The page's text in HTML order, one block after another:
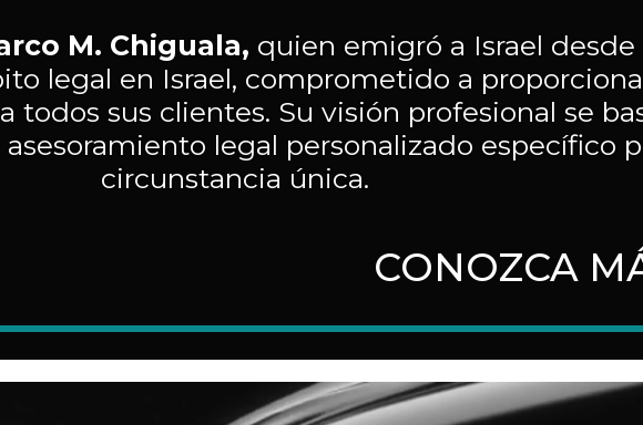
M. Chiguala, quien emigró a Israel
legal en Israel, comprometido a
todos sus clientes. Su visión profesional se
legal personalizado específico
circunstancia única.
CONOZCA